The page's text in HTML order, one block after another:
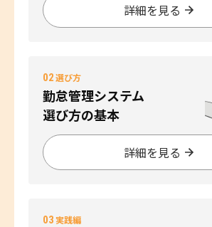
詳細を見る
02選び方
勤怠管理システム
選び方の基本
詳細を見る
03実践編